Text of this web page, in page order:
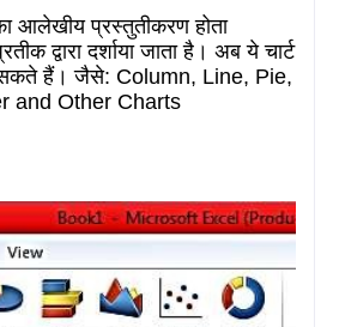
आलेखीय प्रस्तुतीकरण होता
द्वारा दर्शाया जाता है। अब ये चार्ट
सकते हैं। जैसे: Column, Line, Pie,
and Other Charts